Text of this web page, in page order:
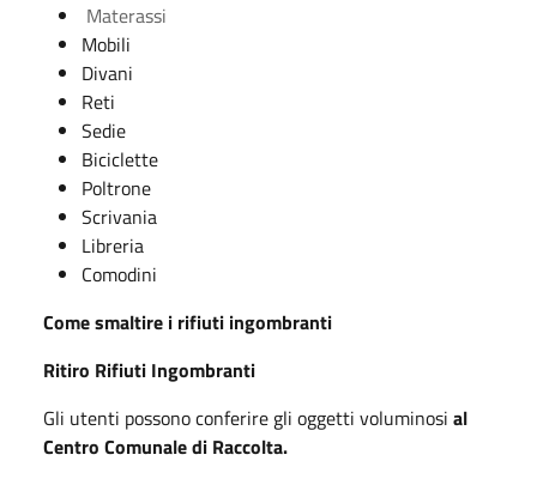
Materassi
Mobili
Divani
Reti
Sedie
Biciclette
Poltrone
Scrivania
Libreria
Comodini
Come smaltire i rifiuti ingombranti
Ritiro Rifiuti Ingombranti
Gli utenti possono conferire gli oggetti voluminosi al
Centro Comunale di Raccolta.